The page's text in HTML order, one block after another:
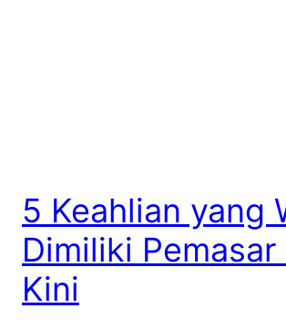
5 Keahlian yang
Dimiliki Pemasar
Kini